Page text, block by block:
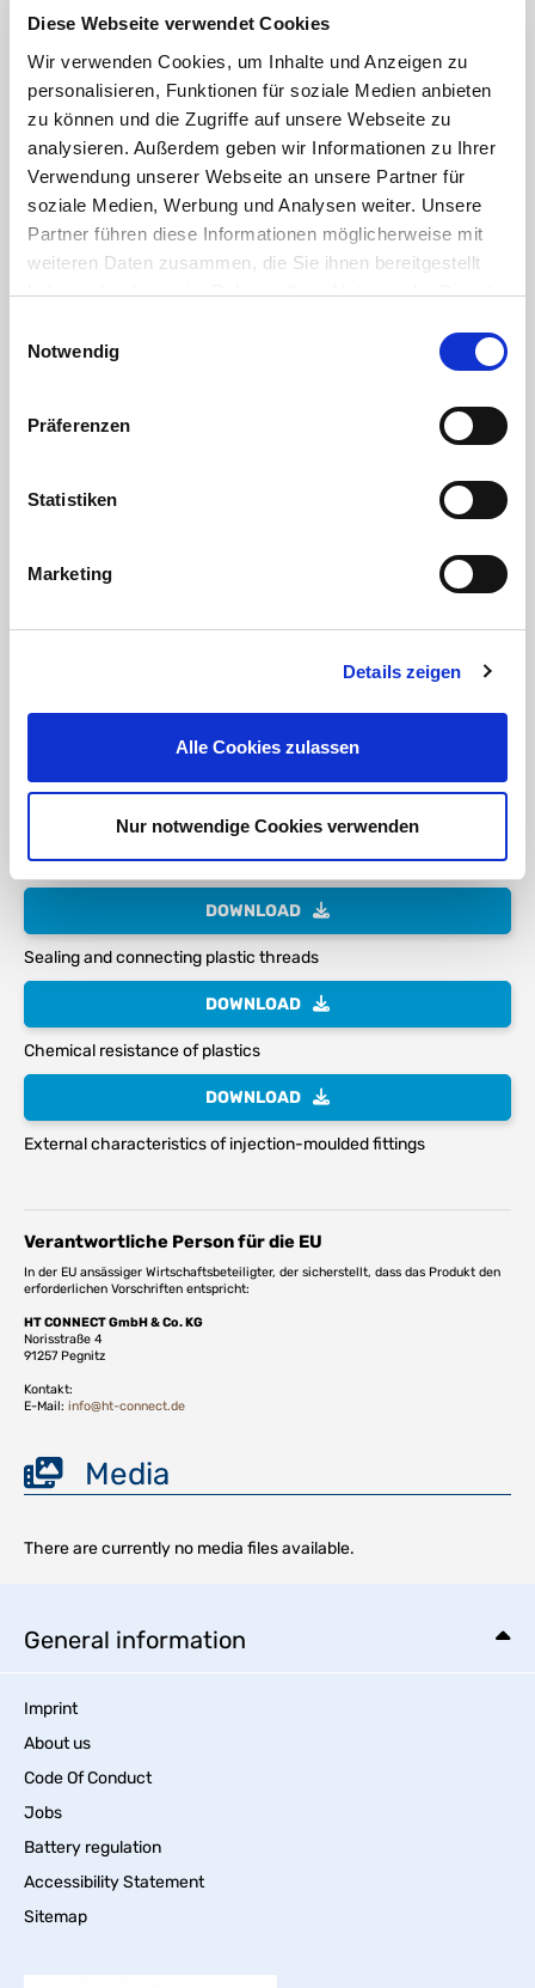
Diese Webseite verwendet Cookies
Wir verwenden Cookies, um Inhalte und Anzeigen zu
personalisieren, Funktionen für soziale Medien anbieten
zu können und die Zugriffe auf unsere Webseite zu
analysieren. Außerdem geben wir Informationen zu Ihrer
Verwendung unserer Webseite an unsere Partner für
soziale Medien, Werbung und Analysen weiter. Unsere
Partner führen diese Informationen möglicherweise mit
weiteren Daten zusammen, die Sie ihnen bereitgestellt
haben oder die sie im Rahmen Ihrer Nutzung der Dienste
Cookies, wenn Sie unsere Webseite weiterhin nutzen.
Notwendig
Präferenzen
Statistiken
Marketing
Details zeigen
Alle Cookies zulassen
Nur notwendige Cookies verwenden
Color: Grey
Reinforced female
thread outlet
The reinforcement ring compensates
and prevents damage or cracking of
the threaded socket. The reinforced
higher pressure ratings up to max. 16
DOWNLOAD
The thread designation – or why 1" is not exactly 25.4 mm
DOWNLOAD
Sealing and connecting plastic threads
DOWNLOAD
Chemical resistance of plastics
DOWNLOAD
External characteristics of injection-moulded fittings
Verantwortliche Person für die EU
In der EU ansässiger Wirtschaftsbeteiligter, der sicherstellt, dass das Produkt den
erforderlichen Vorschriften entspricht:
HT CONNECT GmbH & Co. KG
Norisstraße 4
91257 Pegnitz
Kontakt:
E-Mail: info@ht-connect.de
Media
There are currently no media files available.
General information
Imprint
About us
Code Of Conduct
Jobs
Battery regulation
Accessibility Statement
Sitemap